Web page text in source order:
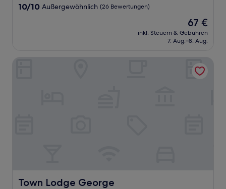
10.0
10/10 Außergewöhnlich (26 Bewertungen)
Der
Preis
beträgt
67 €
inkl. Steuern & Gebühren
7. Aug.–8. Aug.
Town Lodge George
Town Lodge George